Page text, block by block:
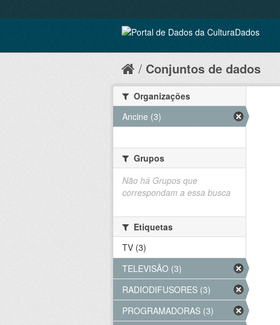
Conjuntos de dados
Organizações
Ancine (3)
Grupos
Não há Grupos que
correspondam a essa busca
Etiquetas
TV (3)
TELEVISÃO (3)
RADIODIFUSORES (3)
PROGRAMADORAS (3)